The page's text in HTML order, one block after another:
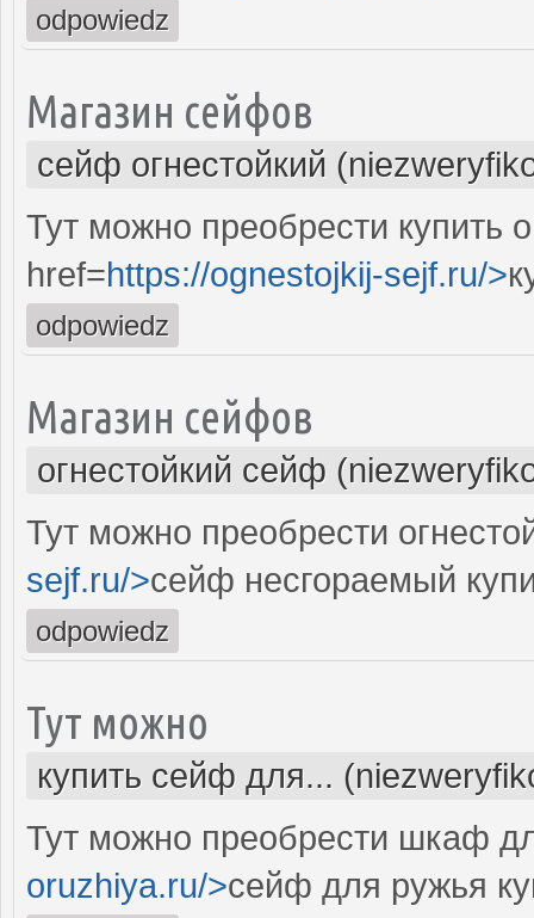
odpowiedz
Магазин сейфов
сейф огнестойкий
Тут можно преобрести купить
href=https://ognestojkij-sejf.ru/>
odpowiedz
Магазин сейфов
огнестойкий сейф
Тут можно преобрести
sejf.ru/>сейф несгораемый
odpowiedz
Тут можно
купить сейф для...
Тут можно преобрести шкаф
oruzhiya.ru/>сейф для ружья